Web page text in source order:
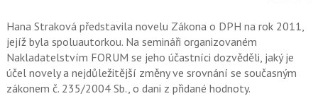
í
l
e
í
l
j
t
e
l
Hana Straková představila novelu Zákona o DPH na rok 2011,
jejíž byla spoluautorkou. Na semináři organizovaném
Nakladatelstvím FORUM se jeho účastníci dozvěděli, jaký je
účel novely a nejdůležitější změny ve srovnání se současným
zákonem č. 235/2004 Sb., o dani z přidané hodnoty.